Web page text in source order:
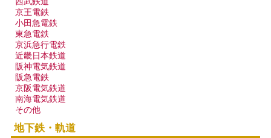
京王電鉄
小田急電鉄
東急電鉄
京浜急行電鉄
近畿日本鉄道
阪神電気鉄道
阪急電鉄
京阪電気鉄道
南海電気鉄道
その他
地下鉄・軌道